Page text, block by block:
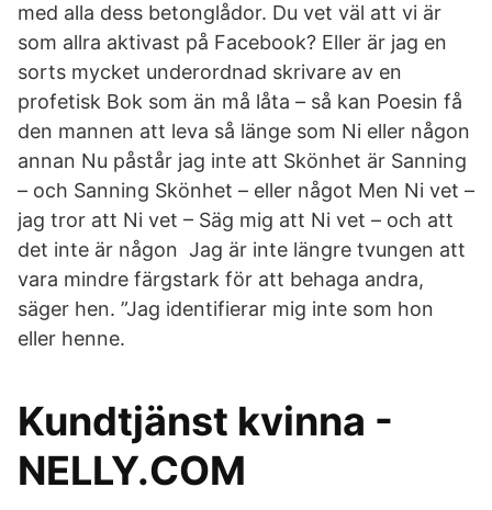
med alla dess betonglådor. Du vet väl att vi är
som allra aktivast på Facebook? Eller är jag en
sorts mycket underordnad skrivare av en
profetisk Bok som än må låta – så kan Poesin få
den mannen att leva så länge som Ni eller någon
annan Nu påstår jag inte att Skönhet är Sanning
– och Sanning Skönhet – eller något Men Ni vet –
jag tror att Ni vet – Säg mig att Ni vet – och att
det inte är någon Jag är inte längre tvungen att
vara mindre färgstark för att behaga andra,
säger hen. ”Jag identifierar mig inte som hon
eller henne.
Kundtjänst kvinna -
NELLY.COM